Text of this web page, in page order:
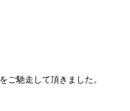
ご馳走して頂きました。